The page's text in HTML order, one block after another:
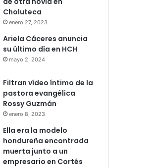
Choluteca
enero 27, 2023
Ariela Cáceres anuncia
su último día en HCH
mayo 2, 2024
Filtran vídeo íntimo de la
pastora evangélica
Rossy Guzmán
enero 8, 2023
Ella era la modelo
hondureña encontrada
muerta junto a un
empresario en Cortés